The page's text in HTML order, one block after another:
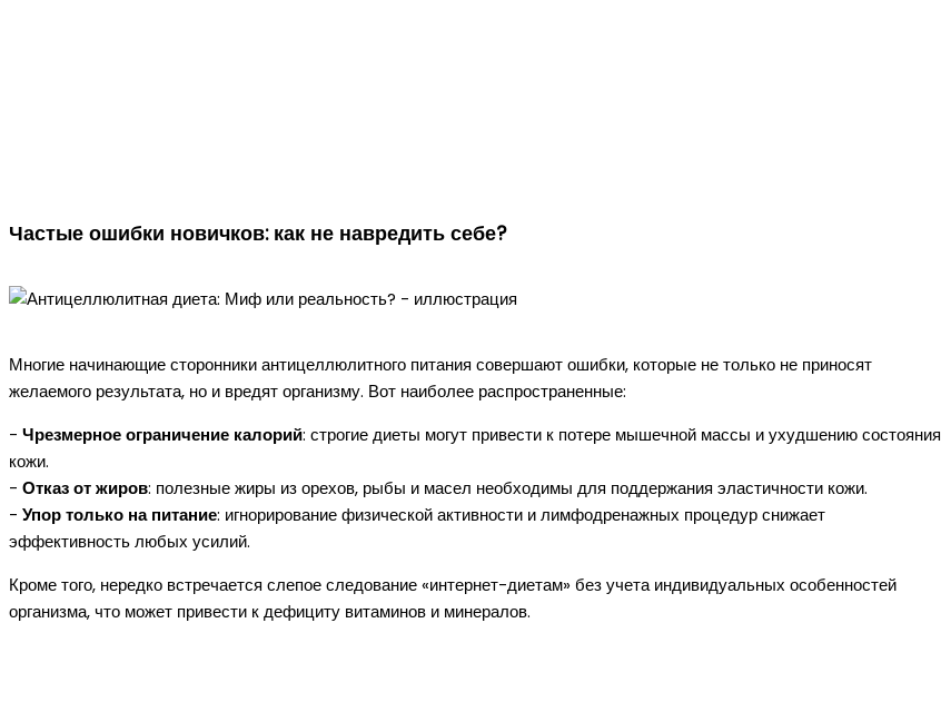
Частые ошибки новичков: как не навредить себе?
Многие начинающие сторонники антицеллюлитного питания совершают ошибки, которые не только не приносят
желаемого результата, но и вредят организму. Вот наиболее распространенные:
- Чрезмерное ограничение калорий: строгие диеты могут привести к потере мышечной массы и ухудшению состояния
кожи.
- Отказ от жиров: полезные жиры из орехов, рыбы и масел необходимы для поддержания эластичности кожи.
- Упор только на питание: игнорирование физической активности и лимфодренажных процедур снижает
эффективность любых усилий.
Кроме того, нередко встречается слепое следование «интернет-диетам» без учета индивидуальных особенностей
организма, что может привести к дефициту витаминов и минералов.